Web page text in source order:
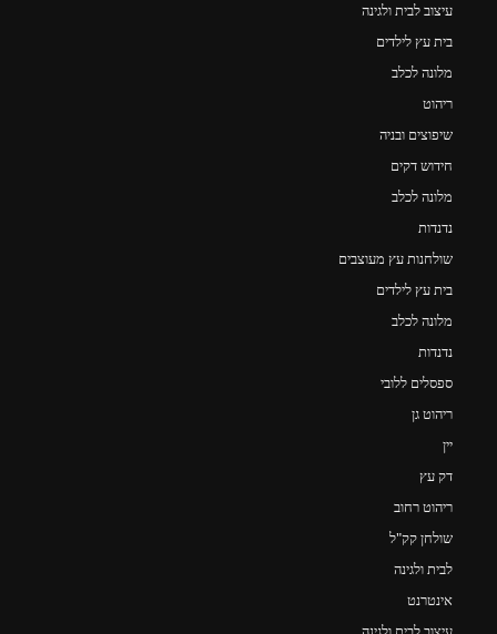
עיצוב לבית ולגינה
בית עץ לילדים
מלונה לכלב
ריהוט
שיפוצים ובניה
חידוש דקים
מלונה לכלב
נדנדות
שולחנות עץ מעוצבים
בית עץ לילדים
מלונה לכלב
נדנדות
ספסלים ללובי
ריהוט גן
יין
דק עץ
ריהוט רחוב
שולחן קק"ל
לבית ולגינה
אינטרנט